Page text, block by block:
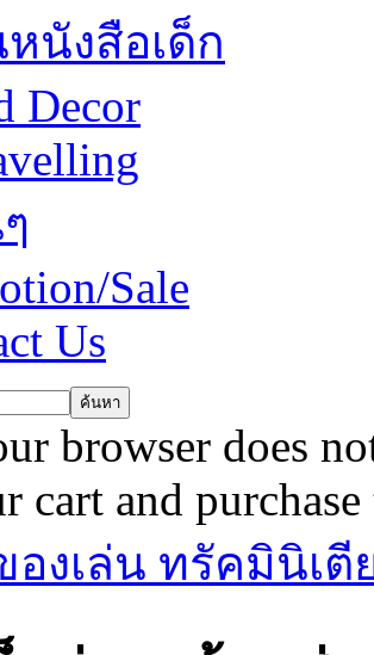
นังสือเด็ก
Decor
Sale
Us
browser does
cart and
องเล่น ทรัคมินิเตี